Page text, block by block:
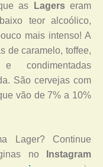
as Lagerseram
teor alcoólico,
mais intenso! A
de caramelo, toffee,
condimentadas
São cervejas com
vão de 7% a 10%
Lager? Continue
no
Instagram